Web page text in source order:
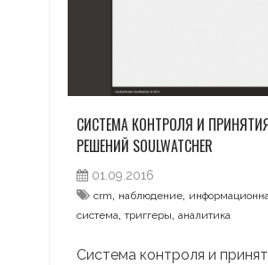
СИСТЕМА КОНТРОЛЯ И
РЕШЕНИЙ SOULWATCHER
01.09.2016
crm, наблюдение,
система, триггеры, аналитика
Система контроля и